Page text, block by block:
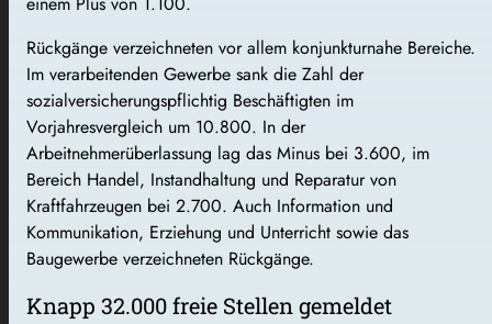
Rückgänge verzeichneten vor allem konjunkturnahe Bereiche.
Im verarbeitenden Gewerbe sank die Zahl der
sozialversicherungspflichtig Beschäftigten im
Vorjahresvergleich um 10.800. In der
Arbeitnehmerüberlassung lag das Minus bei 3.600, im
Bereich Handel, Instandhaltung und Reparatur von
Kraftfahrzeugen bei 2.700. Auch Information und
Kommunikation, Erziehung und Unterricht sowie das
Baugewerbe verzeichneten Rückgänge.
Knapp 32.000 freie Stellen gemeldet